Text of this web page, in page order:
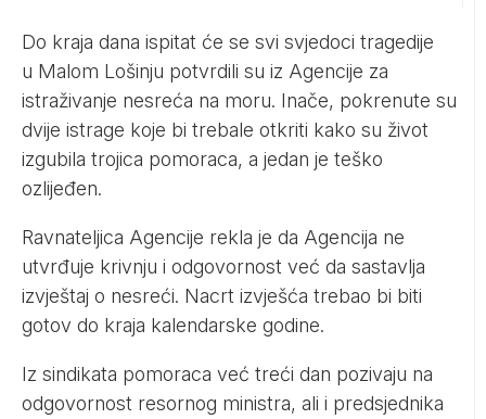
Do kraja dana ispitat će se svi svjedoci tragedije
u Malom Lošinju potvrdili su iz Agencije za
istraživanje nesreća na moru. Inače, pokrenute su
dvije istrage koje bi trebale otkriti kako su život
izgubila trojica pomoraca, a jedan je teško
ozlijeđen.
Ravnateljica Agencije rekla je da Agencija ne
utvrđuje krivnju i odgovornost već da sastavlja
izvještaj o nesreći. Nacrt izvješća trebao bi biti
gotov do kraja kalendarske godine.
Iz sindikata pomoraca već treći dan pozivaju na
odgovornost resornog ministra, ali i predsjednika